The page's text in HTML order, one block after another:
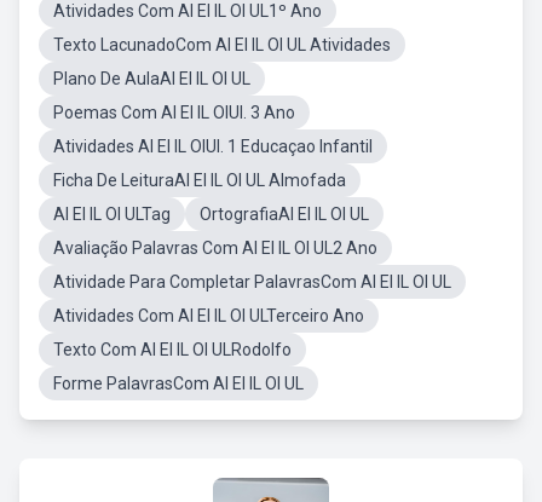
Atividades Com Al El IL Ol UL1º Ano
Texto LacunadoCom Al El IL Ol UL Atividades
Plano De AulaAl El IL Ol UL
Poemas Com Al El IL OlUl. 3 Ano
Atividades Al El IL OlUl. 1 Educaçao Infantil
Ficha De LeituraAl El IL Ol UL Almofada
Al El IL Ol ULTag
OrtografiaAl El IL Ol UL
Avaliação Palavras Com Al El IL Ol UL2 Ano
Atividade Para Completar PalavrasCom Al El IL Ol UL
Atividades Com Al El IL Ol ULTerceiro Ano
Texto Com Al El IL Ol ULRodolfo
Forme PalavrasCom Al El IL Ol UL